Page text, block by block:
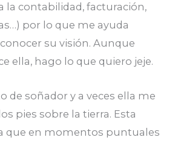
la contabilidad, facturación,
por lo que me ayuda
su visión. Aunque
ella, hago lo que quiero jeje.
de soñador y a veces ella me
pies sobre la tierra. Esta
que en momentos puntuales